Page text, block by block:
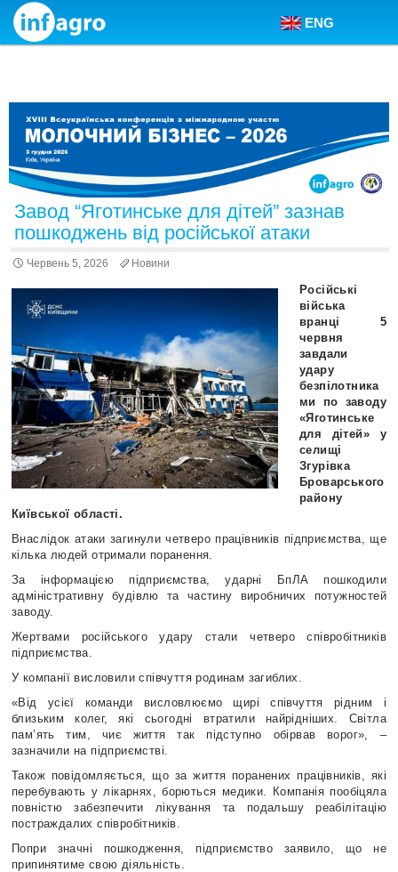
Skip to content
ENG
Завод “Яготинське для дітей” зазнав
пошкоджень від російської атаки
Червень 5, 2026 Новини
Російські
війська
вранці 5
червня
завдали
удару
безпілотника
ми по заводу
«Яготинське
для дітей» у
селищі
Згурівка
Броварського
району
Київської області.
Внаслідок атаки загинули четверо працівників підприємства, ще
кілька людей отримали поранення.
За інформацією підприємства, ударні БпЛА пошкодили
адміністративну будівлю та частину виробничих потужностей
заводу.
Жертвами російського удару стали четверо співробітників
підприємства.
У компанії висловили співчуття родинам загиблих.
«Від усієї команди висловлюємо щирі співчуття рідним і
близьким колег, які сьогодні втратили найрідніших. Світла
пам’ять тим, чиє життя так підступно обірвав ворог», –
зазначили на підприємстві.
Також повідомляється, що за життя поранених працівників, які
перебувають у лікарнях, борються медики.
Компанія пообіцяла
повністю забезпечити лікування та подальшу реабілітацію
постраждалих співробітників.
Попри значні пошкодження, підприємство заявило, що не
припинятиме свою діяльність.